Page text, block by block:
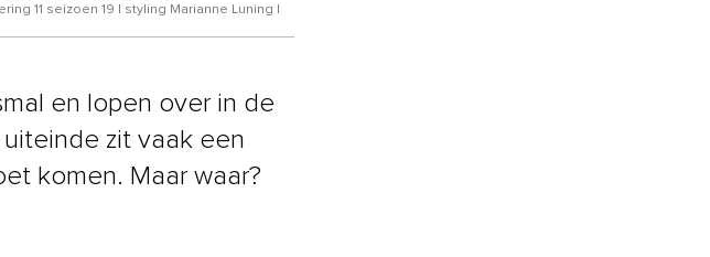
11 seizoen 19 | styling Marianne Luning |
en lopen over in de
zit vaak een
komen. Maar waar?